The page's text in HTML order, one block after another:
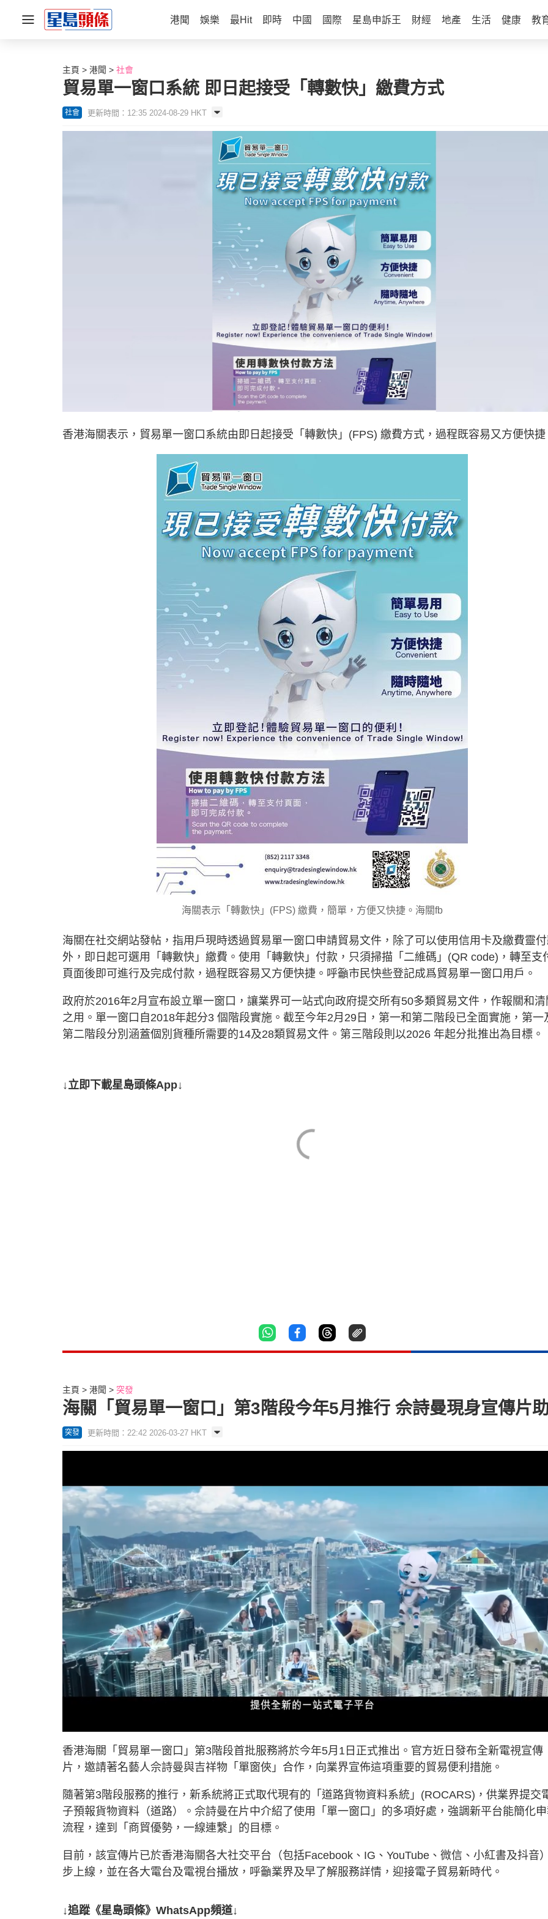
港聞 娛樂 最Hit 即時 中國 國際 星島申訴王 財經 地產 生活 健康 教
主頁 港聞 社會
貿易單一窗口系統 即日起接受「轉數快」繳費方式
社會 更新時間：12:35 2024-08-29 HKT
香港海關表示，貿易單一窗口系統由即日起接受「轉數快」(FPS) 繳費方式，過程既容易又方便快捷
海關表示「轉數快」(FPS) 繳費，簡單，方便又快捷。海關fb
海關在社交網站發帖，指用戶現時透過貿易單一窗口申請貿易文件，除了可以使用信用卡及繳費靈
外，即日起可選用「轉數快」繳費。使用「轉數快」付款，只須掃描「二維碼」(QR code)，轉至支
頁面後即可進行及完成付款，過程既容易又方便快捷。呼籲市民快些登記成爲貿易單一窗口用戶。
政府於2016年2月宣布設立單一窗口，讓業界可一站式向政府提交所有50多類貿易文件，作報關和清
之用。單一窗口自2018年起分3 個階段實施。截至今年2月29日，第一和第二階段已全面實施，第一
第二階段分別涵蓋個別貨種所需要的14及28類貿易文件。第三階段則以2026 年起分批推出為目標。
↓立即下載星島頭條App↓
主頁 港聞 突發
海關「貿易單一窗口」第3階段今年5月推行 佘詩曼現身宣傳片
突發 更新時間：22:42 2026-03-27 HKT
n
t
e
e
d
:
1
0
0
0
香港海關「貿易單一窗口」第3階段首批服務將於今年5月1日正式推出。官方近日發布全新電視宣傳
片，邀請著名藝人佘詩曼與吉祥物「單窗俠」合作，向業界宣佈這項重要的貿易便利措施。
隨著第3階段服務的推行，新系統將正式取代現有的「道路貨物資料系統」(ROCARS)，供業界提交
子預報貨物資料（道路）。佘詩曼在片中介紹了使用「單一窗口」的多項好處，強調新平台能簡化
流程，達到「商貿優勢，一線連繫」的目標。
目前，該宣傳片已於香港海關各大社交平台（包括Facebook、IG、YouTube、微信、小紅書及抖音
步上線，並在各大電台及電視台播放，呼籲業界及早了解服務詳情，迎接電子貿易新時代。
↓追蹤《星島頭條》WhatsApp頻道↓